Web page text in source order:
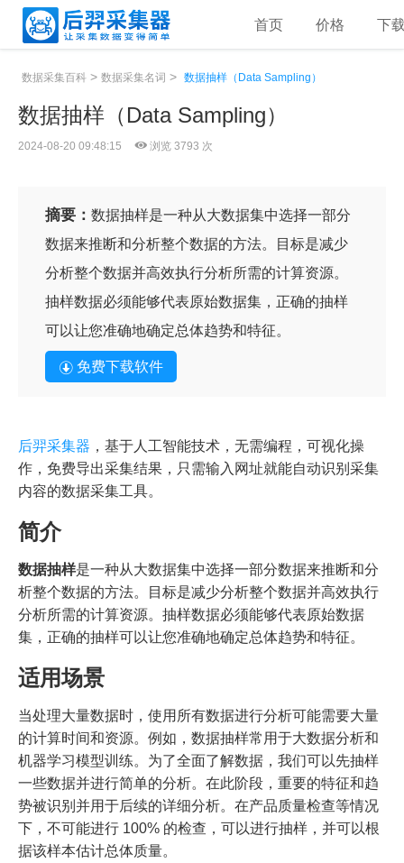
首页 价格 下
数据采集百科 > 数据采集名词 > 数据抽样（Data Sampling）
数据抽样（Data Sampling）
2024-08-20 09:48:15 浏览 3793 次
摘要： 数据抽样是一种从大数据集中选择一部分
数据来推断和分析整个数据的方法。目标是减少
分析整个数据并高效执行分析所需的计算资源。
抽样数据必须能够代表原始数据集，正确的抽样
可以让您准确地确定总体趋势和特征。
免费下载软件
后羿采集器 ，基于人工智能技术，无需编程，可视化操
作，免费导出采集结果，只需输入网址就能自动识别采集
内容的数据采集工具。
简介
数据抽样是一种从大数据集中选择一部分数据来推断和分
析整个数据的方法。目标是减少分析整个数据并高效执行
分析所需的计算资源。抽样数据必须能够代表原始数据
集，正确的抽样可以让您准确地确定总体趋势和特征。
适用场景
当处理大量数据时，使用所有数据进行分析可能需要大量
的计算时间和资源。例如，数据抽样常用于大数据分析和
机器学习模型训练。为了全面了解数据，我们可以先抽样
一些数据并进行简单的分析。在此阶段，重要的特征和趋
势被识别并用于后续的详细分析。在产品质量检查等情况
下，不可能进行 100% 的检查，可以进行抽样，并可以根
据该样本估计总体质量。